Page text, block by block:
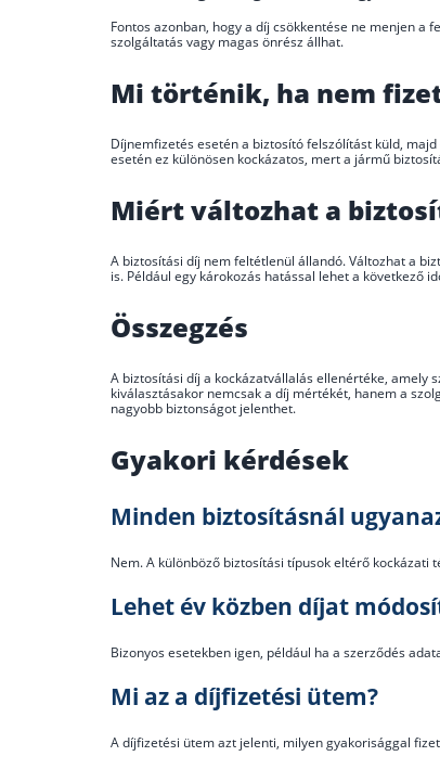
Fontos azonban, hogy a díj csökkentése ne menjen
szolgáltatás vagy magas önrész állhat.
Mi történik, ha nem
Díjnemfizetés esetén a biztosító felszólítást küld,
esetén ez különösen kockázatos, mert a jármű
Miért változhat a
A biztosítási díj nem feltétlenül állandó. Változhat a
is. Például egy károkozás hatással lehet a következő
Összegzés
A biztosítási díj a kockázatvállalás ellenértéke, amely
kiválasztásakor nemcsak a díj mértékét, hanem a
nagyobb biztonságot jelenthet.
Gyakori kérdések
Minden biztosításnál
Nem. A különböző biztosítási típusok eltérő
Lehet év közben díjat
Bizonyos esetekben igen, például ha a szerződés
Mi az a díjfizetési ütem?
A díjfizetési ütem azt jelenti, milyen gyakorisággal